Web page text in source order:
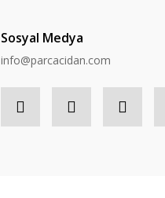
Sosyal Medya
info@parcacidan.com